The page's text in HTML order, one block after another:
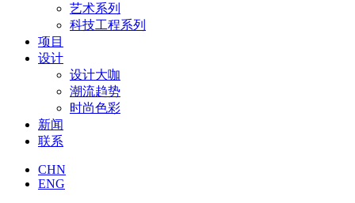
艺术系列
科技工程系列
项目
设计
设计大咖
潮流趋势
时尚色彩
新闻
联系
CHN
ENG